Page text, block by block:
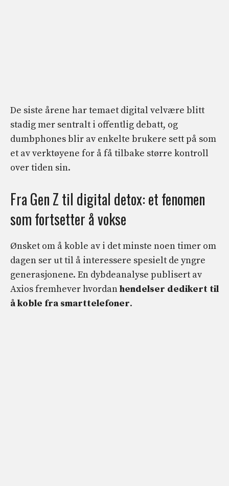
De siste årene har temaet digital velvære blitt
stadig mer sentralt i offentlig debatt, og
dumbphones blir av enkelte brukere sett på som
et av verktøyene for å få tilbake større kontroll
over tiden sin.
Fra Gen Z til digital detox: et fenomen
som fortsetter å vokse
Ønsket om å koble av i det minste noen timer om
dagen ser ut til å interessere spesielt de yngre
generasjonene. En dybdeanalyse publisert av
Axios fremhever hvordanhendelser dedikert til
å koble fra smarttelefoner.